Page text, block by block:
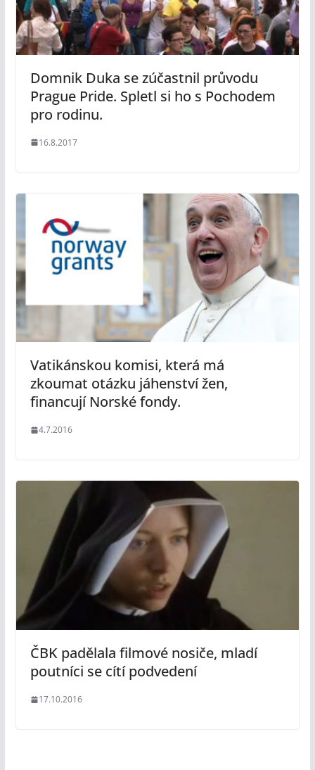
Domnik Duka se zúčastnil průvodu
Prague Pride. Spletl si ho s Pochodem
pro rodinu.
16.8.2017
Vatikánskou komisi, která má
zkoumat otázku jáhenství žen,
financují Norské fondy.
4.7.2016
ČBK padělala filmové nosiče, mladí
poutníci se cítí podvedení
17.10.2016